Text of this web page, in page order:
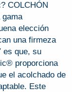
COLCHÓN
gama
elección
una firmeza
es que, su
proporciona
el acolchado de
Este